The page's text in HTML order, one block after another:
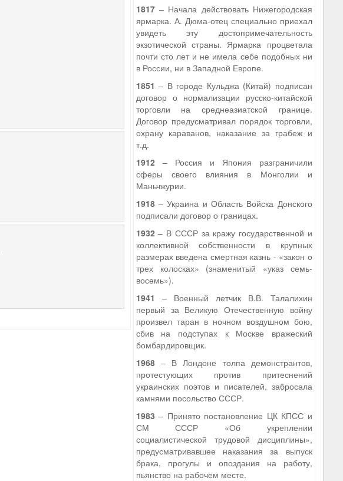
1817– Начала действовать Нижегородская
ярмарка. А. Дюма-отец специально приехал
увидеть эту достопримечательность
экзотической страны. Ярмарка процветала
почти сто лет и не имела себе подобных ни
в России, ни в Западной Европе.
1851 – В городе Кульджа (Китай) подписан
договор о нормализации русско-китайской
торговли на среднеазиатской границе.
Договор предусматривал порядок торговли,
охрану караванов, наказание за грабеж и
т.д.
1912– Россия и Япония разграничили
сферы своего влияния в Монголии и
Маньчжурии.
1918– Украина и Область Войска Донского
подписали договор о границах.
1932– В СССР за кражу государственной и
коллективной собственности в крупных
размерах введена смертная казнь - «закон о
трех колосках» (знаменитый «указ семь-
восемь»).
1941 – Военный летчик В.В. Талалихин
первый за Великую Отечественную войну
произвел таран в ночном воздушном бою,
сбив на подступах к Москве вражеский
бомбардировщик.
1968– В Лондоне толпа демонстрантов,
протестующих против притеснений
украинских поэтов и писателей, забросала
камнями посольство СССР.
1983 – Принято постановление ЦК КПСС и
СМ СССР «Об укреплении
социалистической трудовой дисциплины»,
предусматривавшее наказания за выпуск
брака, прогулы и опоздания на работу,
пьянство на рабочем месте.